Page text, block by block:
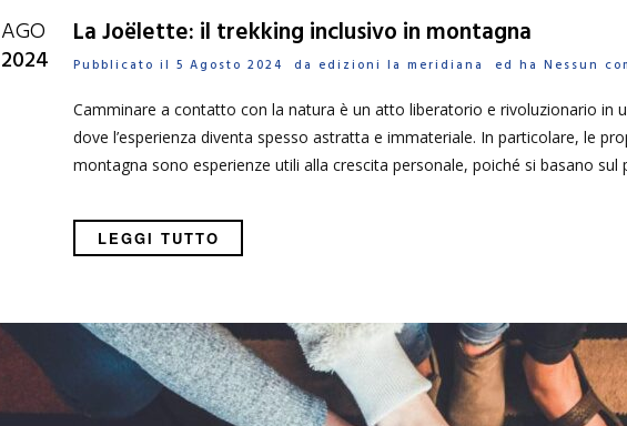
AGO
2024
La Joëlette: il trekking inclusivo in montagna
Pubblicato il 5 Agosto 2024 da edizioni la meridiana ed ha Nessun
Camminare a contatto con la natura è un atto liberatorio e rivoluzionario in
dove l’esperienza diventa spesso astratta e immateriale. In particolare, le
montagna sono esperienze utili alla crescita personale, poiché si basano sul
LEGGI TUTTO